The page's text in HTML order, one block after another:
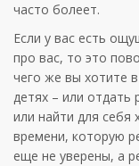
часто болеет.
Если у вас есть
про вас, то это
чего же вы хотите
детях – или отдать
или найти для себя
времени, которую
еще не уверены, а